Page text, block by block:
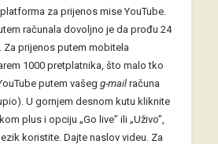
za prijenos mise YouTube.
računala dovoljno je da prođu 24
Za prijenos putem mobitela
1000 pretplatnika, što malo tko
putem vašeg g-mailračuna
U gornjem desnom kutu kliknite
plus i opciju „Go live” ili „Uživo”,
koristite. Dajte naslov videu. Za